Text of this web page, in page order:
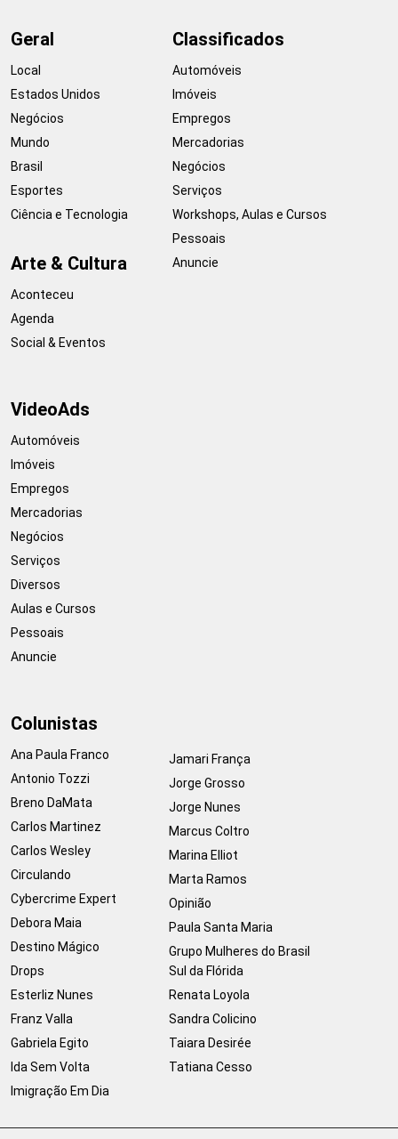
Geral
Local
Estados Unidos
Negócios
Mundo
Brasil
Esportes
Ciência e Tecnologia
Arte & Cultura
Aconteceu
Agenda
Social & Eventos
Classificados
Automóveis
Imóveis
Empregos
Mercadorias
Negócios
Serviços
Workshops, Aulas e Cursos
Pessoais
Anuncie
VideoAds
Automóveis
Imóveis
Empregos
Mercadorias
Negócios
Serviços
Diversos
Aulas e Cursos
Pessoais
Anuncie
Colunistas
Ana Paula Franco
Antonio Tozzi
Breno DaMata
Carlos Martinez
Carlos Wesley
Circulando
Cybercrime Expert
Debora Maia
Destino Mágico
Drops
Esterliz Nunes
Franz Valla
Gabriela Egito
Ida Sem Volta
Imigração Em Dia
Jamari França
Jorge Grosso
Jorge Nunes
Marcus Coltro
Marina Elliot
Marta Ramos
Opinião
Paula Santa Maria
Grupo Mulheres do Brasil
Sul da Flórida
Renata Loyola
Sandra Colicino
Taiara Desirée
Tatiana Cesso